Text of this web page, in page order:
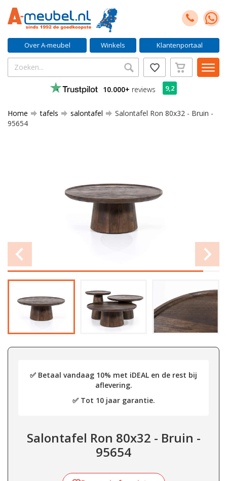
Over A-meubel Winkels Klantenportaal
10.000+ reviews 9,2
Home tafels salontafel
Salontafel Ron 80x32 - Bruin -
95654
✅ Betaal vandaag 10% met iDEAL en de rest bij
aflevering.
✅ Tot 10 jaar garantie.
Salontafel Ron 80x32 - Bruin -
95654